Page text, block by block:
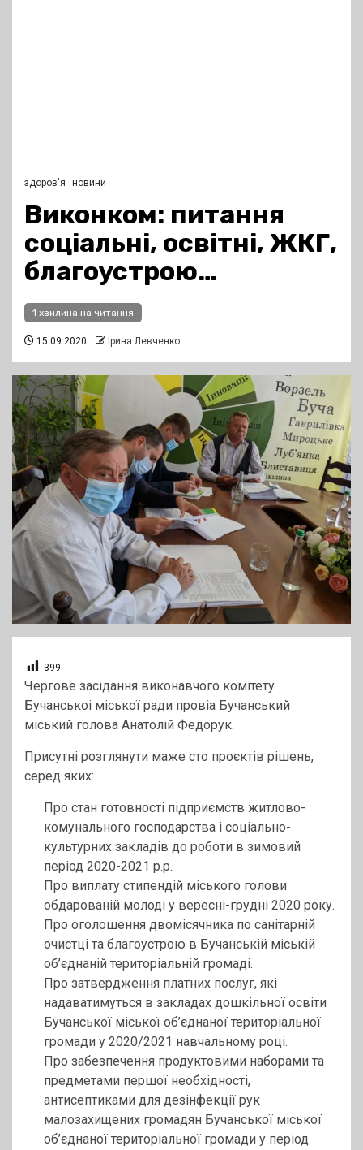
здоров'я новини
Виконком: питання
соціальні, освітні, ЖКГ,
благоустрою…
1 хвилина на читання
15.09.2020 Ірина Левченко
399
Чергове засідання виконавчого комітету
Бучанськоі міської ради провіа Бучанський
міський голова Анатолій Федорук.
Присутні розглянути маже сто проєктів рішень,
серед яких:
Про стан готовності підприємств житлово-
комунального господарства і соціально-
культурних закладів до роботи в зимовий
період 2020-2021 р.р.
Про виплату стипендій міського голови
обдарованій молоді у вересні-грудні 2020 року.
Про оголошення двомісячника по санітарній
очистці та благоустрою в Бучанській міській
об’єднаній територіальній громаді.
Про затвердження платних послуг, які
надаватимуться в закладах дошкільної освіти
Бучанської міської об’єднаної територіальної
громади у 2020/2021 навчальному році.
Про забезпечення продуктовими наборами та
предметами першої необхідності,
антисептиками для дезінфекції рук
малозахищених громадян Бучанської міської
об’єднаної територіальної громади у період